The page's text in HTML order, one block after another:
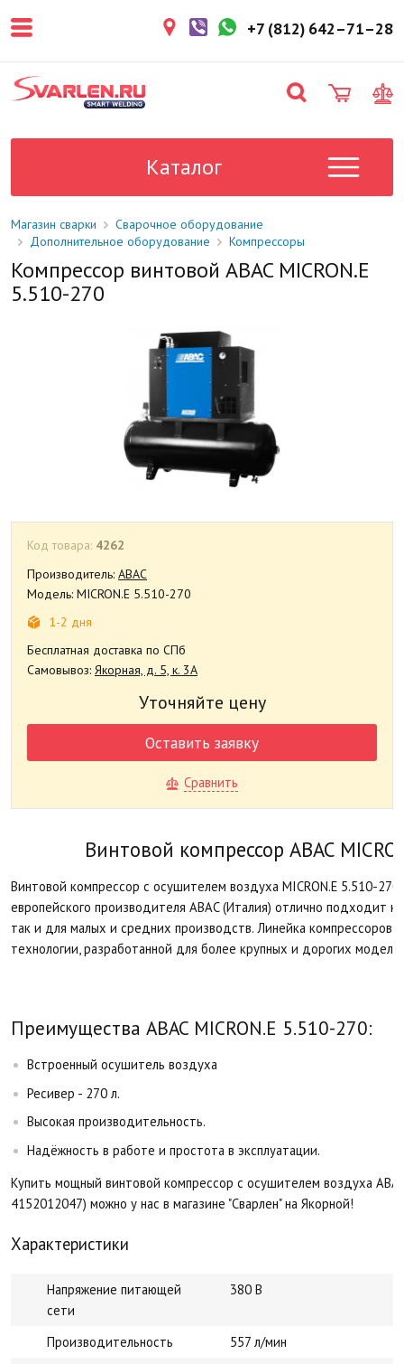
более 3 рабочих дней.
поставки в магазин: 1-2 рабочих
дня.
Данный товар отсутствует на
уточните у менеджера.
+7 (812) 642–71–28
Каталог
Магазин сварки
Сварочное оборудование
Дополнительное оборудование
Компрессоры
Компрессор винтовой ABAC MICRON.E
5.510-270
Код товара: 4262
Производитель: ABAC
Модель: MICRON.E 5.510-270
1-2 дня
Бесплатная доставка по СПб
Самовывоз: Якорная, д. 5, к. 3А
Уточняйте цену
Оставить заявку
Сравнить
Винтовой компрессор ABAC
Винтовой компрессор с осушителем воздуха MICRON.E 5.510-
европейского производителя ABAC (Италия) отлично подходит
так и для малых и средних производств. Линейка компрессоров
технологии, разработанной для более крупных и дорогих
Преимущества ABAC MICRON.E 5.510-270:​
Встроенный осушитель воздуха
Ресивер - 270 л.
Высокая производительность.
Надёжность в работе и простота в эксплуатации.
Купить мощный винтовой компрессор с осушителем воздуха
4152012047) можно у нас в магазине "Сварлен" на Якорной!
Характеристики
Напряжение питающей
сети
380 В
Производительность
557 л/мин